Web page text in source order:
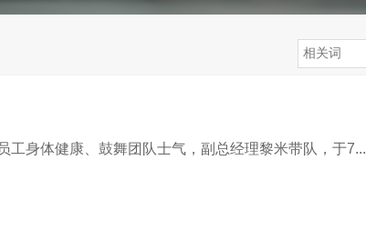
身体健康、鼓舞团队士气，副总经理黎米带队，于7...